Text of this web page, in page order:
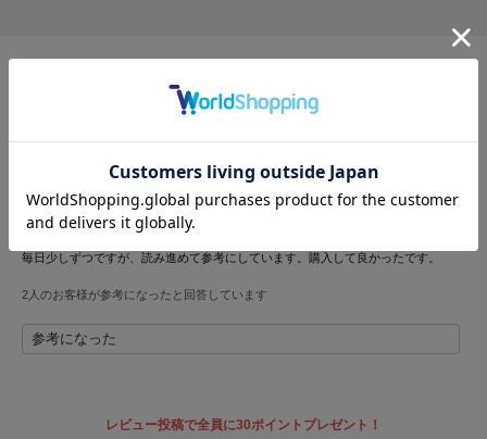
ジェラート ピケ
GELATO PIQUE CAT&DOG
ジェラート ピケ キャットアンドドッグ
ジェラート ピケ スリープ
GRAMICCI
グラミチ
投稿日 2024年6月10日
身長：149cm以下 体重：ー 体型：小柄 骨格：ストレート
お風呂時間や寝る前の読書にで読むため購入しました。自分磨きにもってこいの本
毎日少しずつですが、読み進めて参考にしています。購入して良かったです。
2人のお客様が参考になったと回答しています
参考になった
レビュー投稿で全員に30ポイントプレゼント！